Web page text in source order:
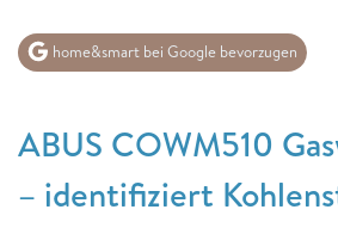
home&smart bei Google bevorzugen
ABUS COWM510
– identifiziert